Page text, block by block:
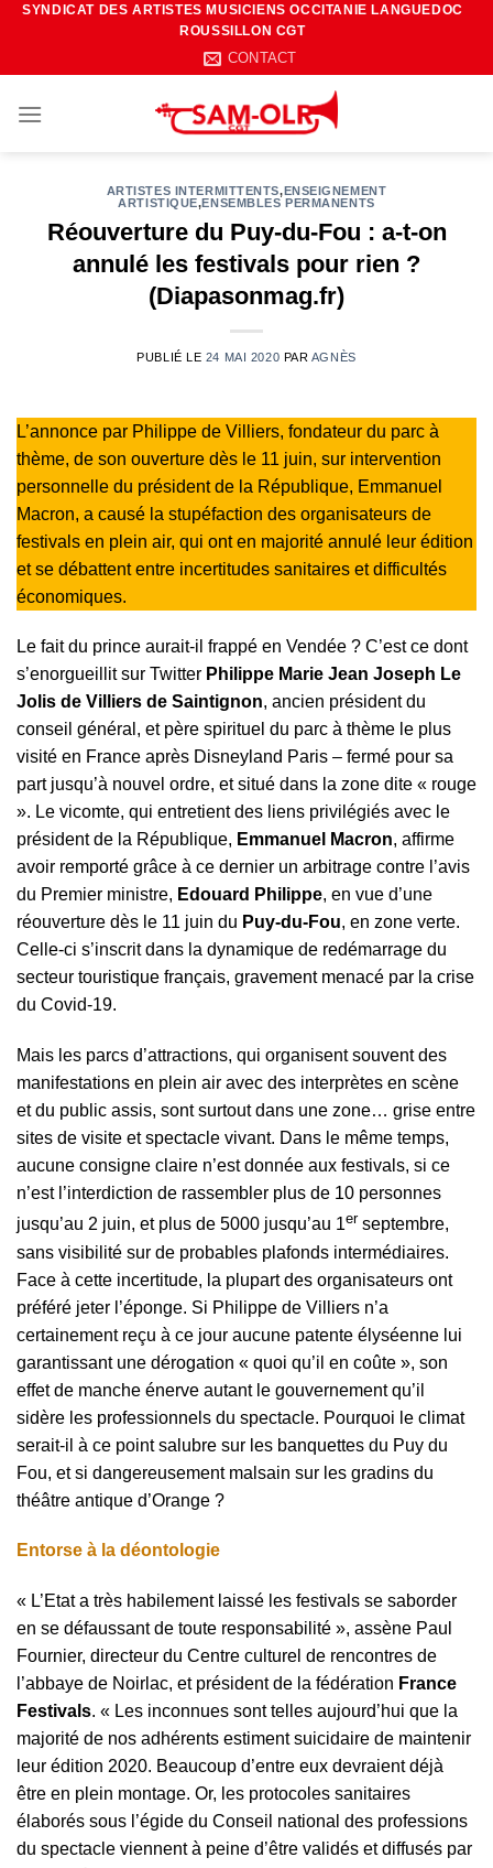
Passer
SYNDICAT DES ARTISTES MUSICIENS OCCITANIE LANGUEDOC
ROUSSILLON CGT
CONTACT
ARTISTES INTERMITTENTS,ENSEIGNEMENT
ARTISTIQUE,ENSEMBLES PERMANENTS
Réouverture du Puy-du-Fou : a-t-on
annulé les festivals pour rien ?
(Diapasonmag.fr)
PUBLIÉ LE 24 MAI 2020 PAR AGNÈS
L’annonce par Philippe de Villiers, fondateur du parc à
thème, de son ouverture dès le 11 juin, sur intervention
personnelle du président de la République, Emmanuel
Macron, a causé la stupéfaction des organisateurs de
festivals en plein air, qui ont en majorité annulé leur édition
et se débattent entre incertitudes sanitaires et difficultés
économiques.
Le fait du prince aurait-il frappé en Vendée ? C’est ce dont
s’enorgueillit sur Twitter Philippe Marie Jean Joseph Le
Jolis de Villiers de Saintignon, ancien président du
conseil général, et père spirituel du parc à thème le plus
visité en France après Disneyland Paris – fermé pour sa
part jusqu’à nouvel ordre, et situé dans la zone dite « rouge
». Le vicomte, qui entretient des liens privilégiés avec le
président de la République, Emmanuel Macron, affirme
avoir remporté grâce à ce dernier un arbitrage contre l’avis
du Premier ministre, Edouard Philippe, en vue d’une
réouverture dès le 11 juin du Puy-du-Fou, en zone verte.
Celle-ci s’inscrit dans la dynamique de redémarrage du
secteur touristique français, gravement menacé par la crise
du Covid-19.
Mais les parcs d’attractions, qui organisent souvent des
manifestations en plein air avec des interprètes en scène
et du public assis, sont surtout dans une zone… grise entre
sites de visite et spectacle vivant. Dans le même temps,
aucune consigne claire n’est donnée aux festivals, si ce
n’est l’interdiction de rassembler plus de 10 personnes
jusqu’au 2 juin, et plus de 5000 jusqu’au 1er septembre,
sans visibilité sur de probables plafonds intermédiaires.
Face à cette incertitude, la plupart des organisateurs ont
préféré jeter l’éponge. Si Philippe de Villiers n’a
certainement reçu à ce jour aucune patente élyséenne lui
garantissant une dérogation « quoi qu’il en coûte », son
effet de manche énerve autant le gouvernement qu’il
sidère les professionnels du spectacle. Pourquoi le climat
serait-il à ce point salubre sur les banquettes du Puy du
Fou, et si dangereusement malsain sur les gradins du
théâtre antique d’Orange ?
Entorse à la déontologie
« L’Etat a très habilement laissé les festivals se saborder
en se défaussant de toute responsabilité », assène Paul
Fournier, directeur du Centre culturel de rencontres de
l’abbaye de Noirlac, et président de la fédération France
Festivals. « Les inconnues sont telles aujourd’hui que la
majorité de nos adhérents estiment suicidaire de maintenir
leur édition 2020. Beaucoup d’entre eux devraient déjà
être en plein montage. Or, les protocoles sanitaires
élaborés sous l’égide du Conseil national des professions
du spectacle viennent à peine d’être validés et diffusés par